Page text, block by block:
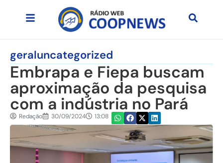
geraluncategorized
Embrapa e Fiepa buscam
aproximação da pesquisa
com a indústria no Pará
Redação 30/09/2024 13:08